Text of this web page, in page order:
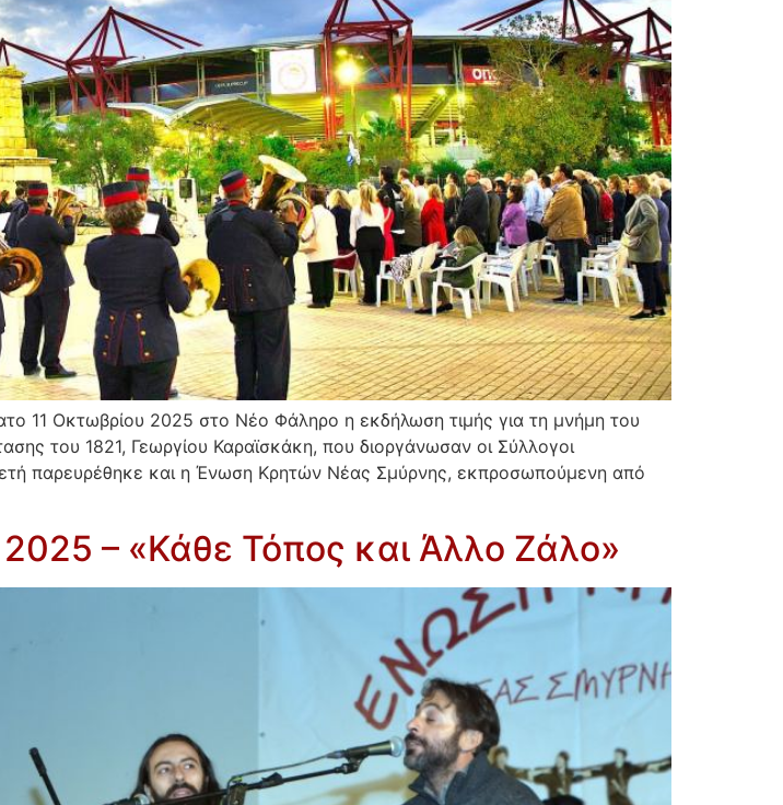
11 Οκτωβρίου 2025 στο Νέο Φάληρο η εκδήλωση τιμής για τη μνήμη του
του 1821, Γεωργίου Καραϊσκάκη, που διοργάνωσαν οι Σύλλογοι
παρευρέθηκε και η Ένωση Κρητών Νέας Σμύρνης, εκπροσωπούμενη από
2025 – «Κάθε Τόπος και Άλλο Ζάλο»